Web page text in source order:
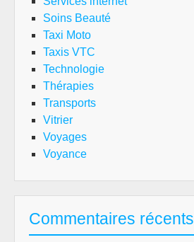
Soins Beauté
Taxi Moto
Taxis VTC
Technologie
Thérapies
Transports
Vitrier
Voyages
Voyance
Commentaires récents